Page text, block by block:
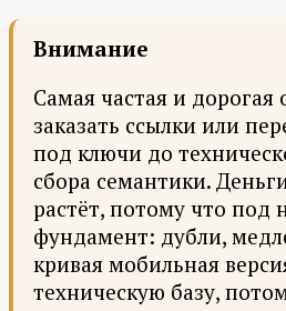
Внимание
Самая частая и дорогая
заказать ссылки или
под ключи до
сбора семантики.
растёт, потому что под
фундамент: дубли,
кривая мобильная
техническую базу,